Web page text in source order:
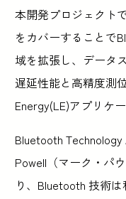
本開発プロジェクト
をカバーすることで
域を拡張し、データ
遅延性能と高精度測
Energy(LE)アプリケ
Bluetooth Technology
Powell（マーク・パ
り、Bluetooth 技術